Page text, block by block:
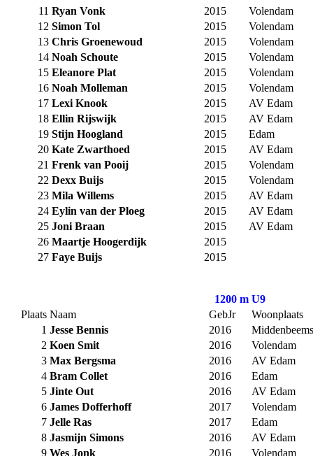
11 Ryan Vonk 2015
Volendam
12 Simon Tol 2015
Volendam
13 Chris Groenewoud 2015
Volendam
14 Noah Schoute 2015
Volendam
15 Eleanore Plat 2015
Volendam
16 Noah Molleman 2015
Volendam
17 Lexi Knook 2015
AV Edam
18 Ellin Rijswijk 2015
AV Edam
19 Stijn Hoogland 2015
Edam
20 Kate Zwarthoed 2015
AV Edam
21 Frenk van Pooij 2015
Volendam
22 Dexx Buijs 2015
Volendam
23 Mila Willems 2015
AV Edam
24 Eylin van der Ploeg 2015
AV Edam
25 Joni Braan 2015
AV Edam
26 Maartje Hoogerdijk
2015
27 Faye Buijs 2015
1200 m U9
Plaats Naam GebJr
Woonplaats
1 Jesse Bennis 2016
2 Koen Smit 2016
Volendam
3 Max Bergsma 2016
AV Edam
4 Bram Collet 2016
Edam
5 Jinte Out 2016
AV Edam
6 James Dofferhoff 2017
Volendam
7 Jelle Ras 2017
Edam
8 Jasmijn Simons 2016
AV Edam
9 Wes Jonk 2016
Volendam